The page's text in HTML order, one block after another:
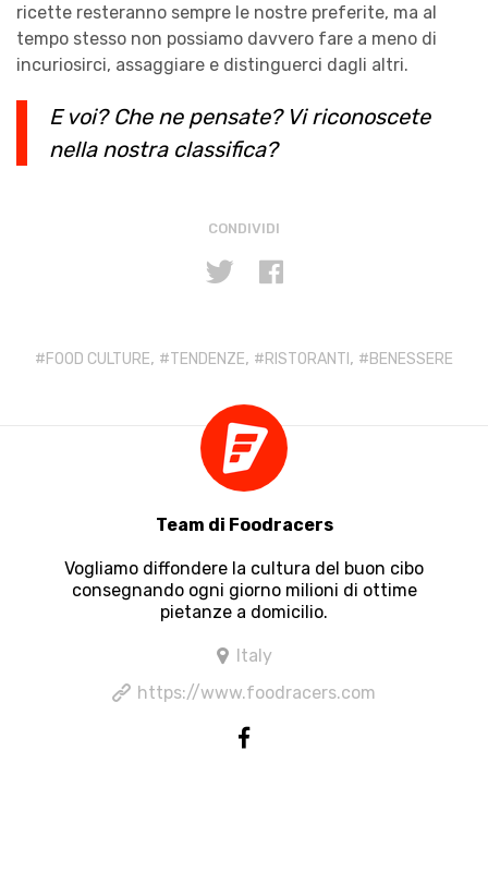
ricette resteranno sempre le nostre preferite, ma al
tempo stesso non possiamo davvero fare a meno di
incuriosirci, assaggiare e distinguerci dagli altri.
E voi? Che ne pensate? Vi riconoscete
nella nostra classifica?
CONDIVIDI
FOOD CULTURE, TENDENZE, RISTORANTI , BENESSERE
Team di Foodracers
Vogliamo diffondere la cultura del buon cibo
consegnando ogni giorno milioni di ottime
pietanze a domicilio.
Italy
https://www.foodracers.com